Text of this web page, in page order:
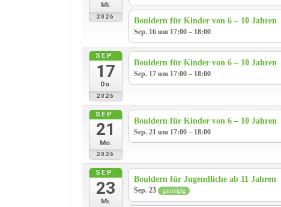
Mi.
2026 Bouldern für Kinder von 6 – 10 Jahren
Sep. 16 um 17:00 – 18:00
SEP.
17
Do.
2026
Bouldern für Kinder von 6 – 10 Jahren
Sep. 17 um 17:00 – 18:00
SEP.
21
Mo.
2026
Bouldern für Kinder von 6 – 10 Jahren
Sep. 21 um 17:00 – 18:00
SEP.
23
Mi.
Bouldern für Jugendliche ab 11 Jahren
Sep. 23 ganztägig